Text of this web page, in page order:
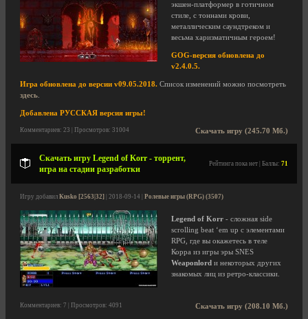
экшен-платформер в готичном
стиле, с тоннами крови,
металлическим саундтреком и
весьма харизматичным героем!
GOG-версия обновлена до
v2.4.0.5.
Игра обновлена до версии v09.05.2018. Список изменений можно посмотреть
здесь
Добавлена РУССКАЯ версия игры!
Скачать игру (245.70 Мб.)
Комментариев: 23 | Просмотров: 31004
Скачать игру Legend of Korr - торрент,
игра на стадии разработки
Рейтинга пока нет | Баллы: 71
Игру добавил Kusko [2563|32] | 2018-09-14 | Ролевые игры (RPG) (3507)
Legend of Korr - сложная side
scrolling beat ‘em up с элементами
RPG, где вы окажетесь в теле
Корра из игры эры SNES
Weaponlord и некоторых других
знакомых лиц из ретро-классики.
Скачать игру (208.10 Мб.)
Комментариев: 7 | Просмотров: 4091